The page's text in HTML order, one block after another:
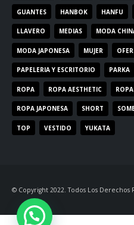
GUANTES HANBOK HANFU
LLAVERO MEDIAS MODA
MODA JAPONESA MUJER
PAPELERIA Y ESCRITORIO PARKA
ROPA ROPA AESTHETIC
ROPA JAPONESA SHORT
TOP VESTIDO YUKATA
© Copyright 2022. Todos Los Derechos